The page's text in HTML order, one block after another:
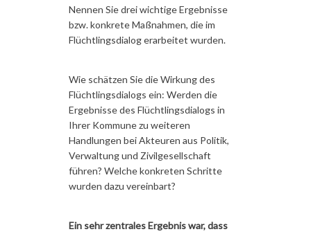
Nennen Sie drei wichtige Ergebnisse
bzw. konkrete Maßnahmen, die im
Flüchtlingsdialog erarbeitet wurden.
Wie schätzen Sie die Wirkung des
Flüchtlingsdialogs ein: Werden die
Ergebnisse des Flüchtlingsdialogs in
Ihrer Kommune zu weiteren
Handlungen bei Akteuren aus Politik,
Verwaltung und Zivilgesellschaft
führen? Welche konkreten Schritte
wurden dazu vereinbart?
Ein sehr zentrales Ergebnis war, dass